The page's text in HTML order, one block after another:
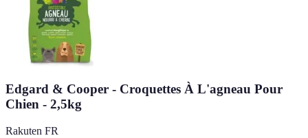
Edgard & Cooper - Croquettes À L'agneau Pour
Chien - 2,5kg
Rakuten FR